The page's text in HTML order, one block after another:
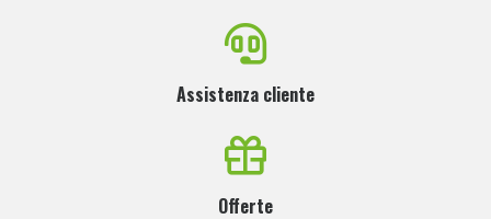
Assistenza cliente
Offerte